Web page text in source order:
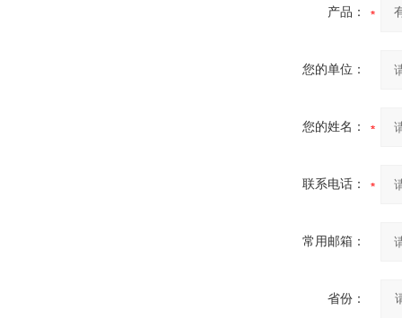
产品：
您的单位：
您的姓名：
联系电话：
常用邮箱：
省份：